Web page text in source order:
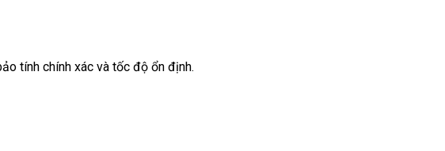
tính chính xác và tốc độ ổn định.